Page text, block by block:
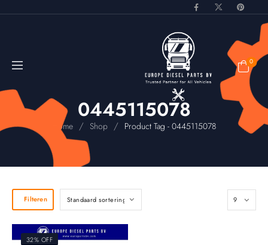
0
0445115078
Home / Shop / Product Tag - 0445115078
Filteren
32% OFF